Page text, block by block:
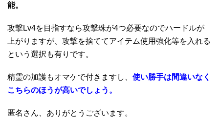
能。
攻撃Lv4を目指すなら攻撃珠が4つ必要なのでハードルが
上がりますが、攻撃を捨ててアイテム使用強化等を入れる
という選択も有りです。
精霊の加護もオマケで付きますし、 使い勝手は間違いなく
こちらのほうが高いでしょう。
匿名さん、ありがとうございます。